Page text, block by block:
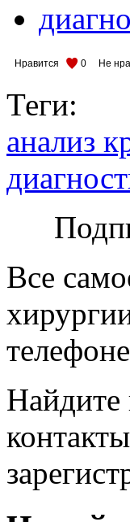
Нравится 0 Не
Теги:
анализ
Все
Найдите